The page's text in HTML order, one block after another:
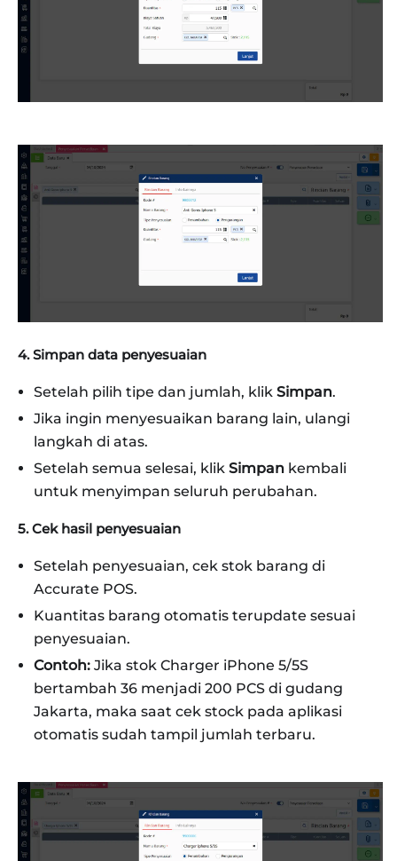
4. Simpan data penyesuaian
Setelah pilih tipe dan jumlah, klik Simpan.
Jika ingin menyesuaikan barang lain, ulangi
langkah di atas.
Setelah semua selesai, klik Simpan kembali
untuk menyimpan seluruh perubahan.
5. Cek hasil penyesuaian
Setelah penyesuaian, cek stok barang di
Accurate POS.
Kuantitas barang otomatis terupdate sesuai
penyesuaian.
Contoh: Jika stok Charger iPhone 5/5S
bertambah 36 menjadi 200 PCS di gudang
Jakarta, maka saat cek stock pada aplikasi
otomatis sudah tampil jumlah terbaru.